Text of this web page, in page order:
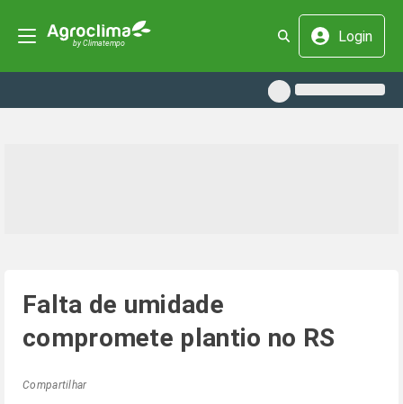
Login
Falta de umidade
compromete plantio no RS
Compartilhar